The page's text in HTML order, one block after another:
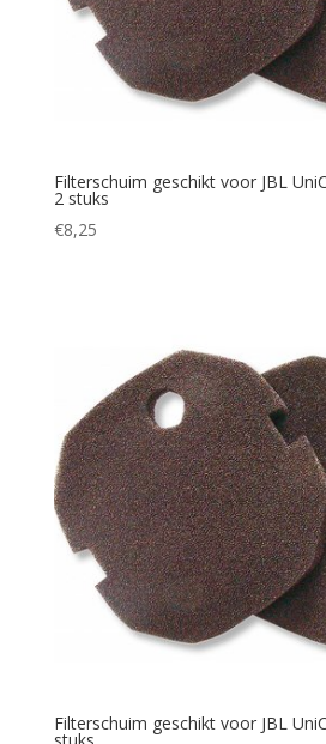
Filterschuim geschikt voor JBL
2 stuks
€8,25
Filterschuim geschikt voor JBL